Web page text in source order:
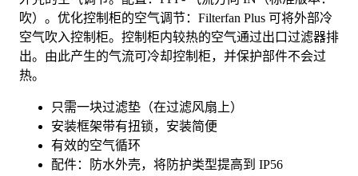
吹）。优化控制柜的空气调节：Filterfan Plus 可将外部冷
空气吹入控制柜。控制柜内较热的空气通过出口过滤器排
出。由此产生的气流可冷却控制柜，并保护部件不会过
热。
只需一块过滤垫（在过滤风扇上）
安装框架带有扭锁，安装简便
有效的空气循环
配件：防水外壳，将防护类型提高到 IP56